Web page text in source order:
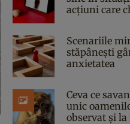
acțiuni care
Scenariile
stăpânești
anxietatea
Ceva ce
unic
observat și